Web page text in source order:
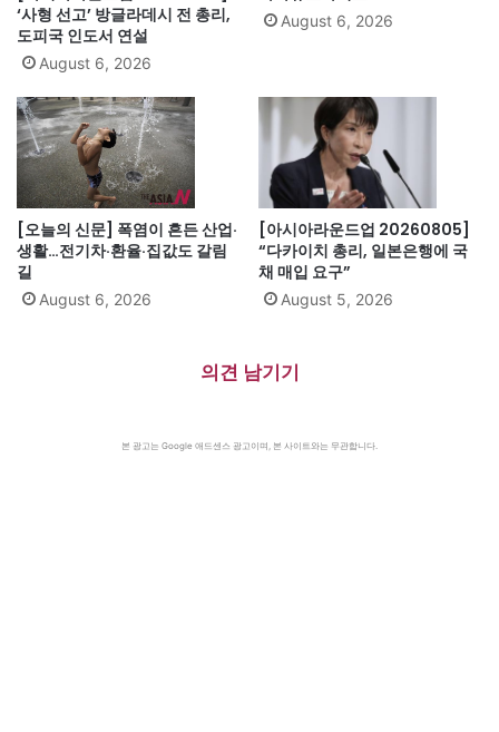
‘사형 선고’ 방글라데시 전 총리,
도피국 인도서 연설
August 6, 2026
August 6, 2026
[오늘의 신문] 폭염이 흔든 산업·
생활…전기차·환율·집값도 갈림
길
August 6, 2026
[아시아라운드업 20260805]
“다카이치 총리, 일본은행에 국
채 매입 요구”
August 5, 2026
의견 남기기
본 광고는 Google 애드센스 광고이며, 본 사이트와는 무관합니다.